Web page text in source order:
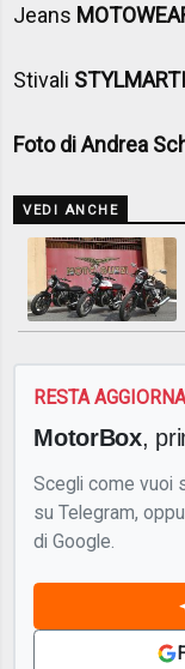
Jeans
Stivali
Foto di Andrea
VEDI ANCHE
RESTA
MotorBox,
Scegli come vuoi
su Telegram,
di Google.